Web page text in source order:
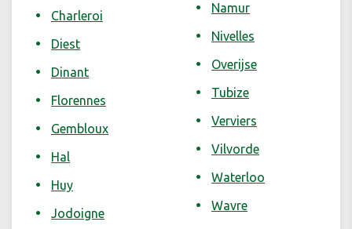
Charleroi
Diest
Dinant
Florennes
Gembloux
Hal
Huy
Jodoigne
Namur
Nivelles
Overijse
Tubize
Verviers
Vilvorde
Waterloo
Wavre